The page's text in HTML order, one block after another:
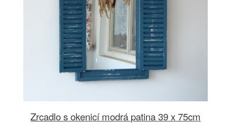
Zrcadlo s okenicí modrá patina 39 x 75cm